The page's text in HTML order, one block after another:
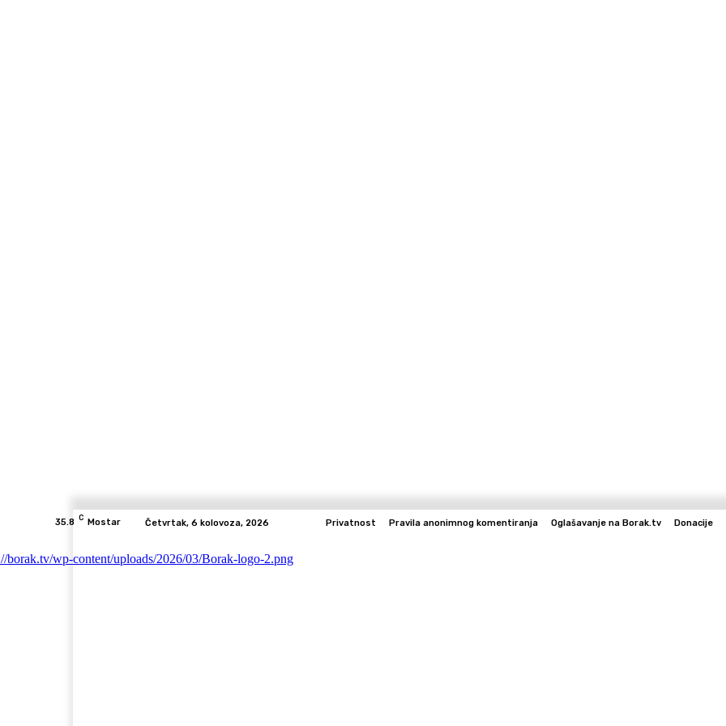
35.8 C Mostar Četvrtak, 6 kolovoza, 2026 Privatnost Pravila anonimnog komentiranja Oglašavanje na Borak.tv Donacije